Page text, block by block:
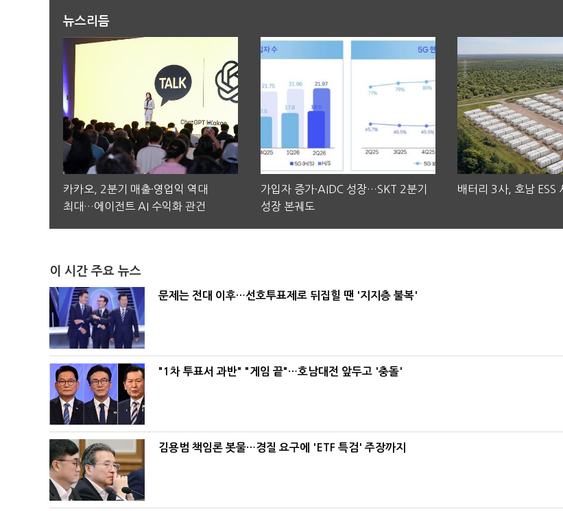
뉴스리듬
카카오, 2분기 매출·영업익 역대
최대…에이전트 AI 수익화 관건
가입자 증가·AIDC 성장…SKT 2분기
성장 본궤도
배터리 3사, 호남 ESS
이 시간 주요 뉴스
문제는 전대 이후…선호투표제로 뒤집힐 땐 '지지층 불복'
"1차 투표서 과반" "게임 끝"…호남대전 앞두고 '충돌'
김용범 책임론 봇물…경질 요구에 'ETF 특검' 주장까지